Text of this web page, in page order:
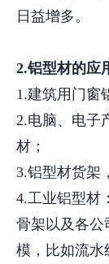
日益增多。
2.铝型材的应
1.建筑用门窗
2.电脑、电子
材；
3.铝型材货架
4.工业铝型材
骨架以及各公
模，比如流水